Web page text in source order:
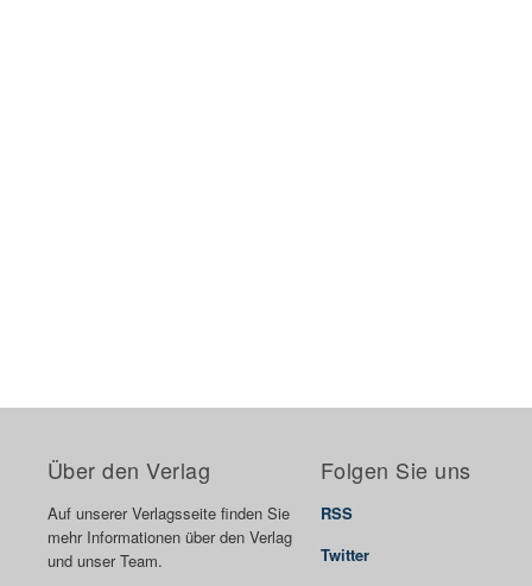
Über den Verlag
Auf unserer Verlagsseite finden Sie
mehr Informationen über den Verlag
und unser Team.
Folgen Sie uns
RSS
Twitter